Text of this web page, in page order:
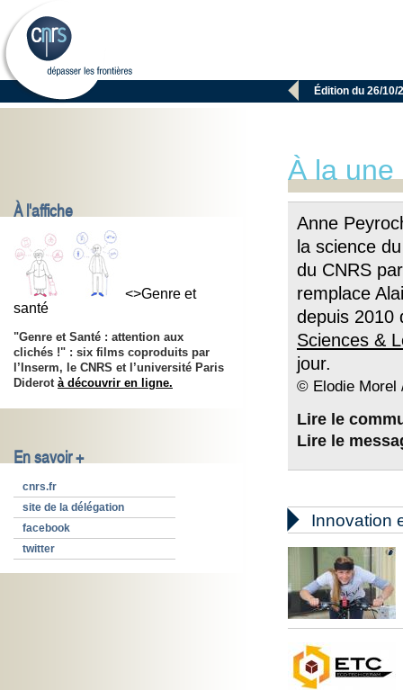
 Édition du 26/10/
À l'affiche
<>Genre et
santé
"Genre et Santé : attention aux
clichés !" : six films coproduits par
l’Inserm, le CNRS et l’université Paris
Diderot à découvrir en ligne.
En savoir +
cnrs.fr
site de la délégation
facebook
twitter
À la une
Anne
la science
du CNRS
remplace
depuis 2010
Sciences &
jour.
© Elodie Morel
Lire le
Lire le
 Innovation